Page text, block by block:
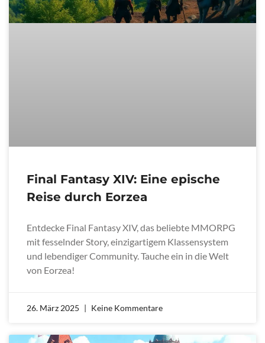
Final Fantasy XIV: Eine epische
Reise durch Eorzea
Entdecke Final Fantasy XIV, das beliebte MMORPG
mit fesselnder Story, einzigartigem Klassensystem
und lebendiger Community. Tauche ein in die Welt
von Eorzea!
26. März 2025 Keine Kommentare